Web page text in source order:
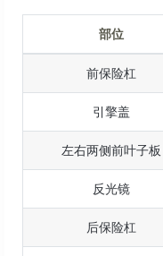
部位
前保险杠
引擎盖
左右两侧前叶子板
反光镜
后保险杠